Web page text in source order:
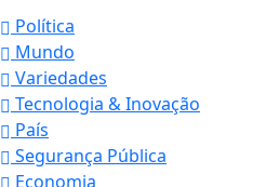
Política
Mundo
Variedades
Tecnologia & Inovação
País
Segurança Pública
Economia